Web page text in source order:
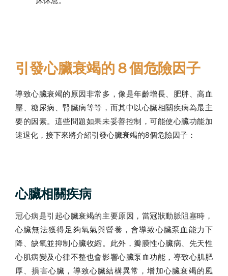
引發心臟衰竭的８個危險因子
導致心臟衰竭的原因非常多，像是年齡增長、肥胖、高血
壓、糖尿病、腎臟病等等，而其中以心臟相關疾病為最主
要的因素。這些問題如果未妥善控制，可能使心臟功能加
速退化，接下來將介紹引發心臟衰竭的8個危險因子：
心臟相關疾病
冠心病是引起心臟衰竭的主要原因，當冠狀動脈阻塞時，
心臟無法獲得足夠氧氣與營養，會導致心臟泵血能力下
降、缺氧並抑制心臟收縮。此外，瓣膜性心臟病、先天性
心肌病變及心律不整也會影響心臟泵血功能，導致心肌肥
厚、損害心臟，導致心臟結構異常，增加心臟衰竭的風